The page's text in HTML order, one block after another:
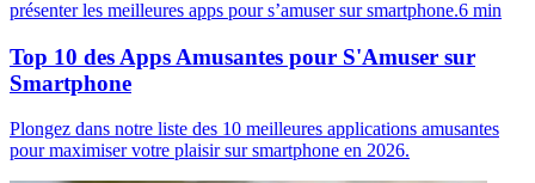
présenter les meilleures apps pour s’amuser sur smartphone.6 min
Top 10 des Apps Amusantes pour S'Amuser sur
Smartphone
Plongez dans notre liste des 10 meilleures applications amusantes
pour maximiser votre plaisir sur smartphone en 2026.